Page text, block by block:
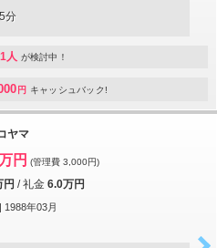
分
1人 が検討中！
円 キャッシュバック!
ヤマ
円 (管理費 3,000円)
円 /礼金 6.0万円
1988年03月